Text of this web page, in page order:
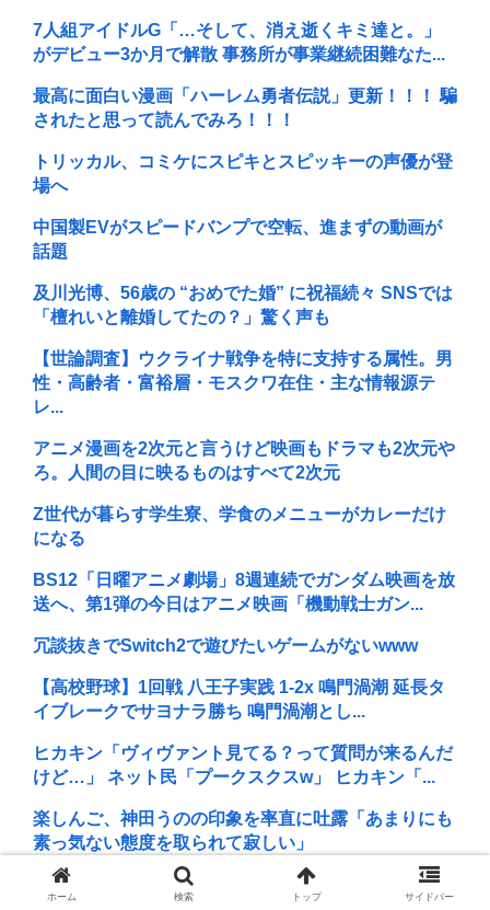
7人組アイドルG「…そして、消え逝くキミ達と。」
がデビュー3か月で解散 事務所が事業継続困難なた...
最高に面白い漫画「ハーレム勇者伝説」更新！！！ 騙
されたと思って読んでみろ！！！
トリッカル、コミケにスピキとスピッキーの声優が登
場へ
中国製EVがスピードバンプで空転、進まずの動画が
話題
及川光博、56歳の “おめでた婚” に祝福続々 SNSでは
「檀れいと離婚してたの？」驚く声も
【世論調査】ウクライナ戦争を特に支持する属性。男
性・高齢者・富裕層・モスクワ在住・主な情報源テ
レ...
アニメ漫画を2次元と言うけど映画もドラマも2次元や
ろ。人間の目に映るものはすべて2次元
Z世代が暮らす学生寮、学食のメニューがカレーだけ
になる
BS12「日曜アニメ劇場」8週連続でガンダム映画を放
送へ、第1弾の今日はアニメ映画「機動戦士ガン...
冗談抜きでSwitch2で遊びたいゲームがないwww
【高校野球】1回戦 八王子実践 1-2x 鳴門渦潮 延長タ
イブレークでサヨナラ勝ち 鳴門渦潮とし...
ヒカキン「ヴィヴァント見てる？って質問が来るんだ
けど…」 ネット民「プークスクスw」 ヒカキン「...
楽しんご、神田うのの印象を率直に吐露「あまりにも
素っ気ない態度を取られて寂しい」
A V女優『瀬戸環奈』、パチ●コ屋にイベント来店し、
ホーム 検索 トップ サイドバー